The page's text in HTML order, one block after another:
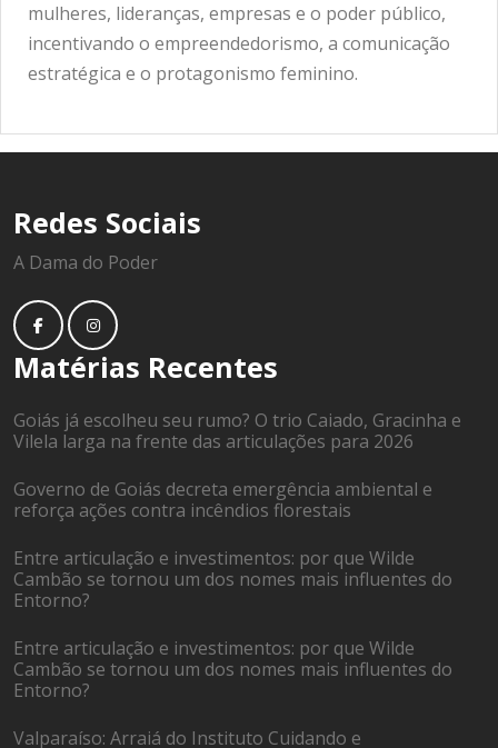
mulheres, lideranças, empresas e o poder público,
incentivando o empreendedorismo, a comunicação
estratégica e o protagonismo feminino.
Redes Sociais
A Dama do Poder
Matérias Recentes
Goiás já escolheu seu rumo? O trio Caiado, Gracinha e
Vilela larga na frente das articulações para 2026
Governo de Goiás decreta emergência ambiental e
reforça ações contra incêndios florestais
Entre articulação e investimentos: por que Wilde
Cambão se tornou um dos nomes mais influentes do
Entorno?
Entre articulação e investimentos: por que Wilde
Cambão se tornou um dos nomes mais influentes do
Entorno?
Valparaíso: Arraiá do Instituto Cuidando e